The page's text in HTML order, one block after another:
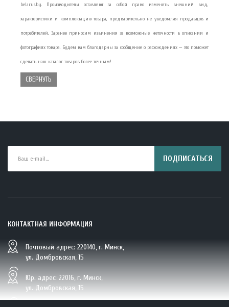
belarus.by. Производители оставляют за собой право изменять внешний вид,
характеристики и комплектацию товара, предварительно не уведомляя продавцов и
потребителей. Заранее приносим извинения за возможные неточности в описании и
фотографиях товара. Будем вам благодарны за сообщение о расхождениях — это поможет
сделать наш каталог товаров более точным!
СВЕРНУТЬ
ПОДПИСАТЬСЯ
КОНТАКТНАЯ ИНФОРМАЦИЯ
Почтовый адрес: 220140, г. Минск,
ул. Домбровская, 15
Юр. адрес: 22016, г. Минск,
ул. Домбровская, 15